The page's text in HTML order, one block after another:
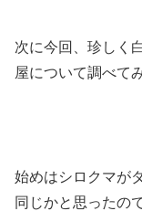
次に今回、珍しく
屋について調べて
始めはシロクマが
同じかと思ったの